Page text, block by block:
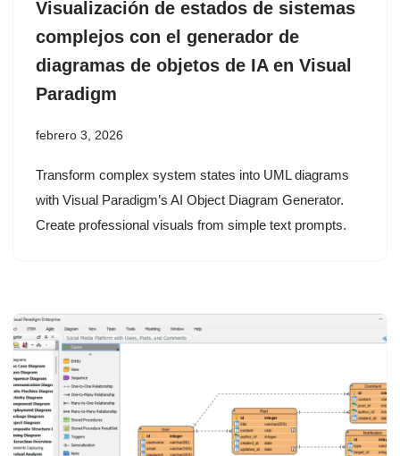
Visualización de estados de sistemas
complejos con el generador de
diagramas de objetos de IA en Visual
Paradigm
febrero 3, 2026
Transform complex system states into UML diagrams
with Visual Paradigm’s AI Object Diagram Generator.
Create professional visuals from simple text prompts.